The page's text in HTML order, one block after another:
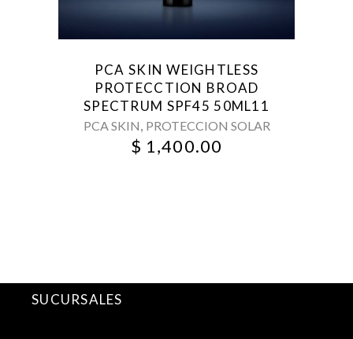
PCA SKIN WEIGHTLESS
PROTECCTION BROAD
SPECTRUM SPF45 50ML11
PCA SKIN, PROTECCION SOLAR
$ 1,400.00
SUCURSALES